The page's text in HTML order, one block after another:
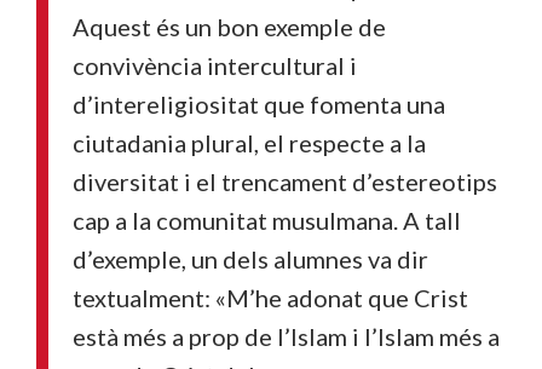
Aquest és un bon exemple de
convivència intercultural i
d’intereligiositat que fomenta una
ciutadania plural, el respecte a la
diversitat i el trencament d’estereotips
cap a la comunitat musulmana. A tall
d’exemple, un dels alumnes va dir
textualment: «M’he adonat que Crist
està més a prop de l’Islam i l’Islam més a